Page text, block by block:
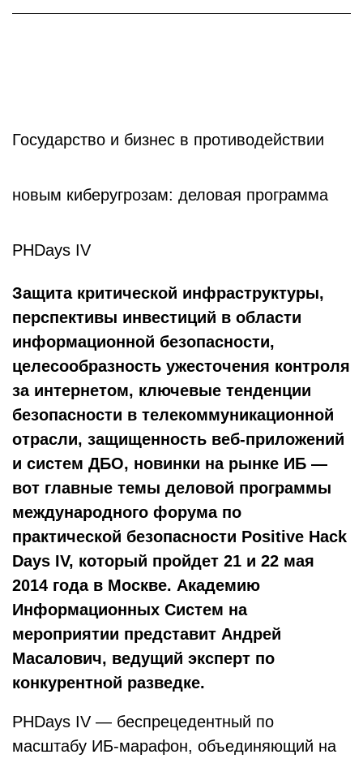
Государство и бизнес в противодействии
новым киберугрозам: деловая программа
PHDays IV
Защита критической инфраструктуры,
перспективы инвестиций в области
информационной безопасности,
целесообразность ужесточения контроля
за интернетом, ключевые тенденции
безопасности в телекоммуникационной
отрасли, защищенность веб-приложений
и систем ДБО, новинки на рынке ИБ —
вот главные темы деловой программы
международного форума по
практической безопасности Positive Hack
Days IV, который пройдет 21 и 22 мая
2014 года в Москве. Академию
Информационных Систем на
мероприятии представит Андрей
Масалович, ведущий эксперт по
конкурентной разведке.
PHDays IV — беспрецедентный по
масштабу ИБ-марафон, объединяющий на